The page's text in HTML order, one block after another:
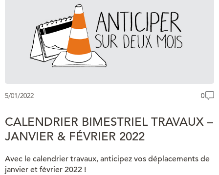
5/01/2022 0
CALENDRIER BIMESTRIEL TRAVAUX –
JANVIER & FÉVRIER 2022
Avec le calendrier travaux, anticipez vos déplacements de
janvier et février 2022 !